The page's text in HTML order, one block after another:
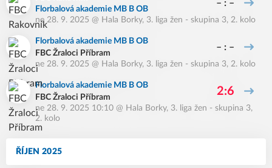
Florbalová akademie MB B OB
– : –
ne 28. 9. 2025 @ Hala Borky, 3. liga žen - skupina 3, 2. kolo
Florbalová akademie MB B OB
FBC Žraloci Příbram
– : –
ne 28. 9. 2025 @ Hala Borky, 3. liga žen - skupina 3, 2. kolo
Florbalová akademie MB B OB
FBC Žraloci Příbram
2:6
ne 28. 9. 2025 10:10 @ Hala Borky, 3. liga žen - skupina 3,
2. kolo
ŘÍJEN 2025